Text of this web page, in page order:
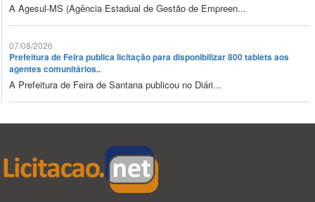
A Agesul-MS (Agência Estadual de Gestão de Empreen...
07/08/2026
Prefeitura de Feira publica licitação para disponibilizar 800 tablets aos
agentes comunitários..
A Prefeitura de Feira de Santana publicou no Diári...